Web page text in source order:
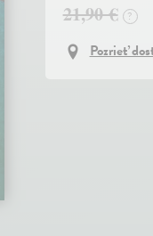
21,90 € ?
Pozrieť